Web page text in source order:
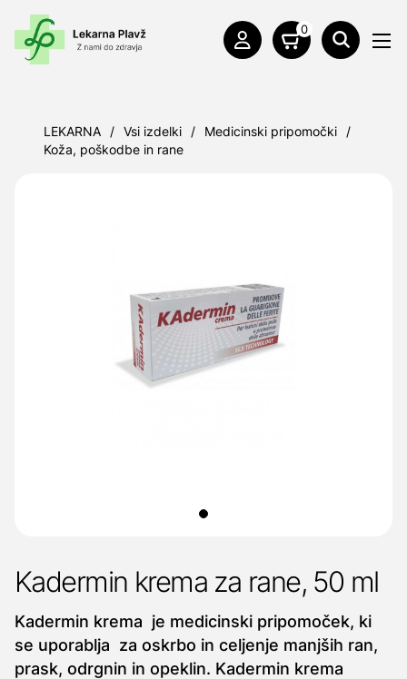
0
LEKARNA / Vsi izdelki / Medicinski pripomočki
/
Koža, poškodbe in rane
Kadermin krema za rane, 50 ml
Kadermin krema je medicinski pripomoček, ki
se uporablja za oskrbo in celjenje manjših ran,
prask, odrgnin in opeklin. Kadermin krema